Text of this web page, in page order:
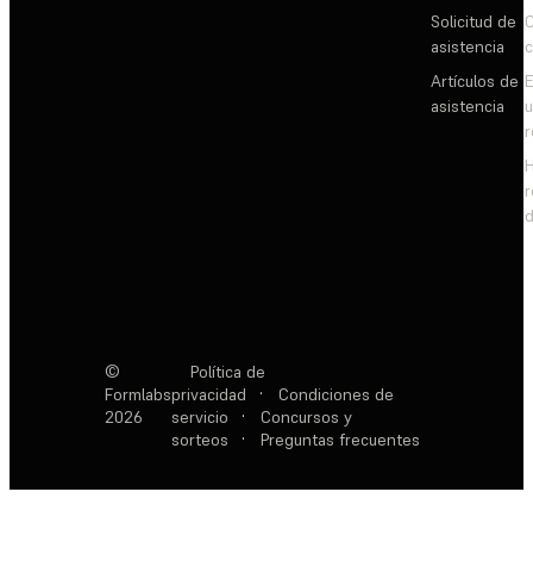
Solicitud de
asistencia
Artículos de
asistencia
©
Formlabs
2026
Política de
privacidad
·
Condiciones de
servicio
·
Concursos y
sorteos
· Preguntas frecuentes